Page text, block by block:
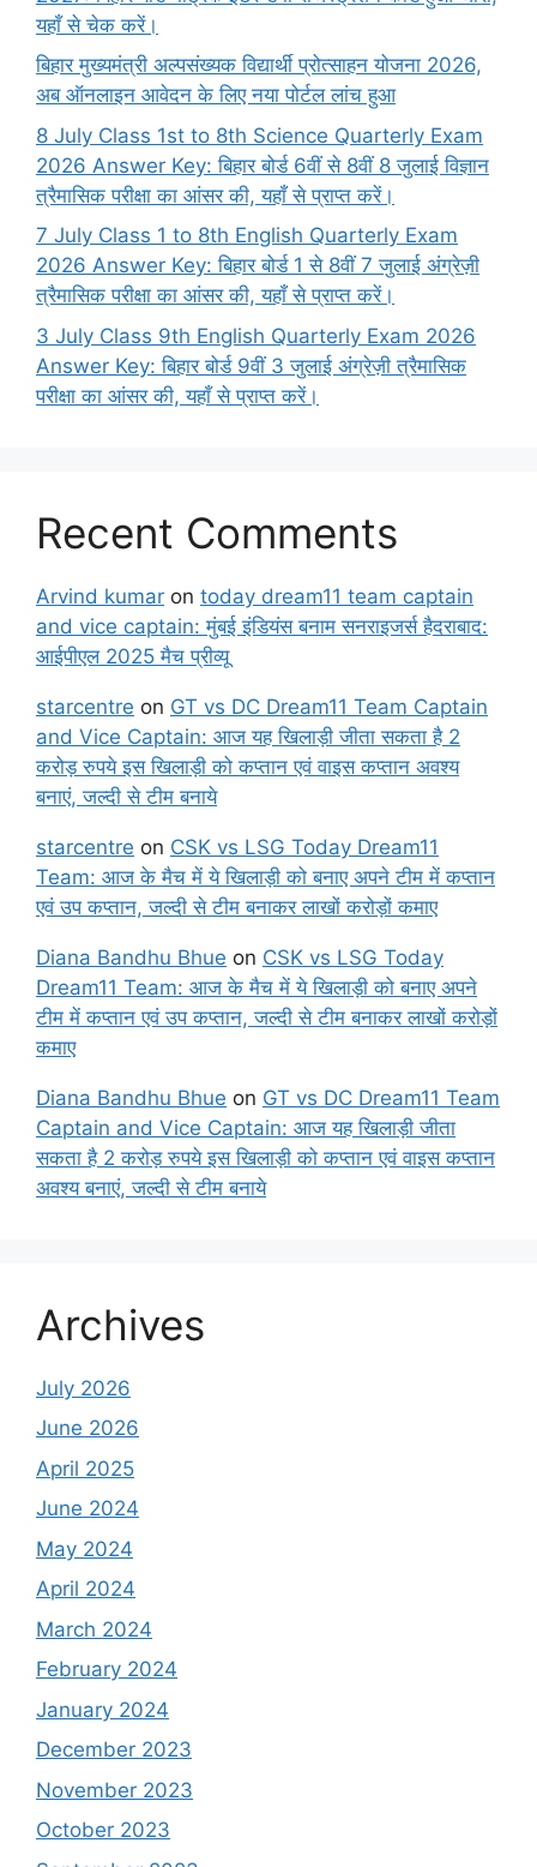
यहाँ से चेक करें।
बिहार मुख्यमंत्री अल्पसंख्यक विद्यार्थी प्रोत्साहन योजना 2026,
अब ऑनलाइन आवेदन के लिए नया पोर्टल लांच हुआ
8 July Class 1st to 8th Science Quarterly Exam
2026 Answer Key: बिहार बोर्ड 6वीं से 8वीं 8 जुलाई विज्ञान
त्रैमासिक परीक्षा का आंसर की, यहाँ से प्राप्त करें।
7 July Class 1 to 8th English Quarterly Exam
2026 Answer Key: बिहार बोर्ड 1 से 8वीं 7 जुलाई अंग्रेज़ी
त्रैमासिक परीक्षा का आंसर की, यहाँ से प्राप्त करें।
3 July Class 9th English Quarterly Exam 2026
Answer Key: बिहार बोर्ड 9वीं 3 जुलाई अंग्रेज़ी त्रैमासिक
परीक्षा का आंसर की, यहाँ से प्राप्त करें।
Recent Comments
Arvind kumar on today dream11 team captain
and vice captain: मुंबई इंडियंस बनाम सनराइजर्स हैदराबाद:
आईपीएल 2025 मैच प्रीव्यू
starcentre on GT vs DC Dream11 Team Captain
and Vice Captain: आज यह खिलाड़ी जीता सकता है 2
करोड़ रुपये इस खिलाड़ी को कप्तान एवं वाइस कप्तान अवश्य
बनाएं, जल्दी से टीम बनाये
starcentre on CSK vs LSG Today Dream11
Team: आज के मैच में ये खिलाड़ी को बनाए अपने टीम में कप्तान
एवं उप कप्तान, जल्दी से टीम बनाकर लाखों करोड़ों कमाए
Diana Bandhu Bhue on CSK vs LSG Today
Dream11 Team: आज के मैच में ये खिलाड़ी को बनाए अपने
टीम में कप्तान एवं उप कप्तान, जल्दी से टीम बनाकर लाखों करोड़ों
कमाए
Diana Bandhu Bhue on GT vs DC Dream11 Team
Captain and Vice Captain: आज यह खिलाड़ी जीता
सकता है 2 करोड़ रुपये इस खिलाड़ी को कप्तान एवं वाइस कप्तान
अवश्य बनाएं, जल्दी से टीम बनाये
Archives
July 2026
June 2026
April 2025
June 2024
May 2024
April 2024
March 2024
February 2024
January 2024
December 2023
November 2023
October 2023